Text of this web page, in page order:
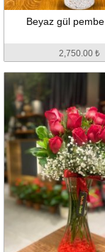
Beyaz gül
2,750.00 ₺